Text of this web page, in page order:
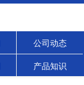
公司动态
产品知识